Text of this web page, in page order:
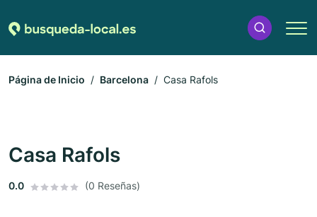
Página de Inicio Barcelona Casa Rafols
Casa Rafols
0.0 (0 Reseñas)